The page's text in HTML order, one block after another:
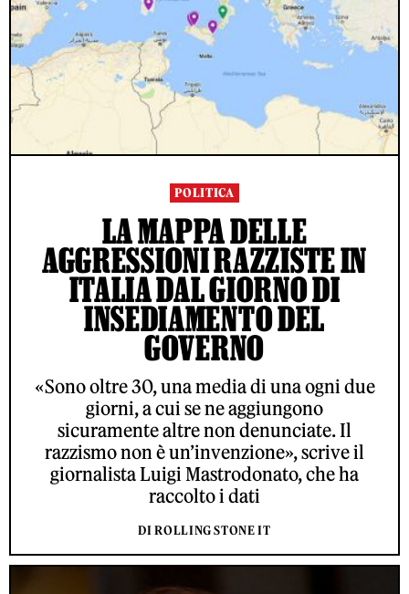
POLITICA
LA MAPPA DELLE
AGGRESSIONI RAZZISTE IN
ITALIA DAL GIORNO DI
INSEDIAMENTO DEL
GOVERNO
«Sono oltre 30, una media di una ogni due
giorni, a cui se ne aggiungono
sicuramente altre non denunciate. Il
razzismo non è un’invenzione», scrive il
giornalista Luigi Mastrodonato, che ha
raccolto i dati
DI ROLLING STONE IT